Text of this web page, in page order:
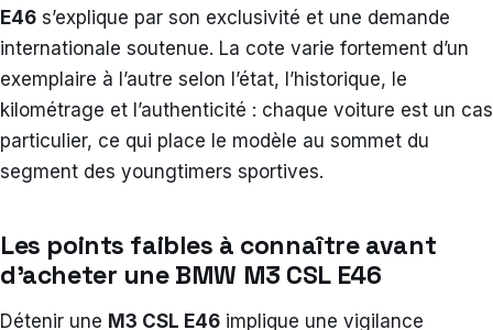
E46 s’explique par son exclusivité et une demande
internationale soutenue. La cote varie fortement d’un
exemplaire à l’autre selon l’état, l’historique, le
kilométrage et l’authenticité : chaque voiture est un cas
particulier, ce qui place le modèle au sommet du
segment des youngtimers sportives.
Les points faibles à connaître avant
d’acheter une BMW M3 CSL E46
Détenir une M3 CSL E46 implique une vigilance